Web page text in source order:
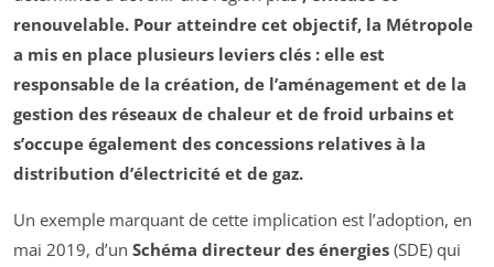
renouvelable. Pour atteindre cet objectif, la Métropole
a mis en place plusieurs leviers clés : elle est
responsable de la création, de l’aménagement et de la
gestion des réseaux de chaleur et de froid urbains et
s’occupe également des concessions relatives à la
distribution d’électricité et de gaz.
Un exemple marquant de cette implication est l’adoption, en
mai 2019, d’un Schéma directeur des énergies (SDE) qui